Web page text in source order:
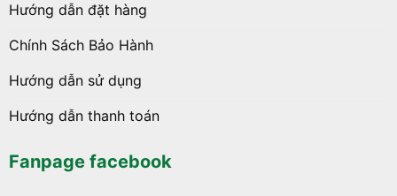
Hướng dẫn đặt hàng
Chính Sách Bảo Hành
Hướng dẫn sử dụng
Hướng dẫn thanh toán
Fanpage facebook